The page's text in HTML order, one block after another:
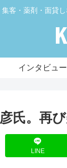
集客・薬剤・面貸
インタビュー
氏。再
LINE